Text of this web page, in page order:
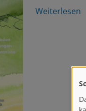
Weiterlesen